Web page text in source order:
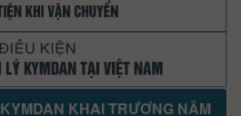
KHAI TRƯƠNG NĂM